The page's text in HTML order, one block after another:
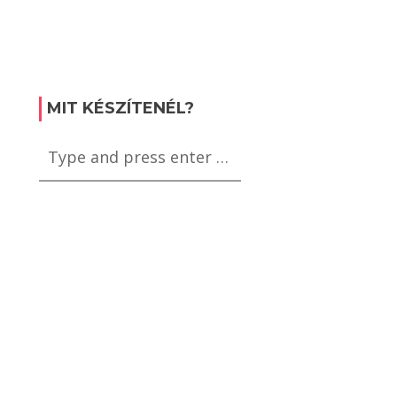
MIT KÉSZÍTENÉL?